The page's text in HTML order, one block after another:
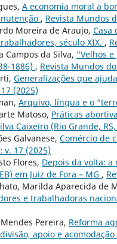
A economia moral a
, Revista Mundos
Moreira de Araujo, Casa
século XIX. ,
Campos da Silva, “Velhos
1886) , Revista Mundos
Generalizações que
(2025)
Arquivo, língua e o
Matoso, Práticas
Caixeiro (Rio Grande,
Galvanese, Comércio de
v. 17 (2025)
Flores, Depois da volta:
em Juiz de Fora – MG ,
Marilda Aparecida de
e trabalhadoras
Pereira, Reforma
apoio e acomodação